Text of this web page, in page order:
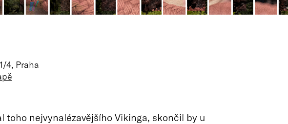
4, Praha
toho nejvynalézavějšího Vikinga, skončil by u